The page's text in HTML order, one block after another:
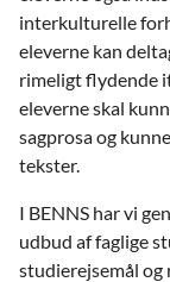
interkulturelle
eleverne kan
rimeligt flydende
eleverne skal
sagprosa og
tekster.
I BENNS har vi
udbud af faglige
studierejsemål og